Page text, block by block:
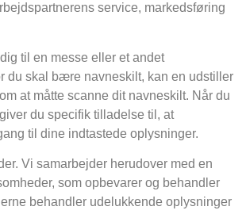
service, markedsføring
til en messe eller et andet
du skal bære navneskilt, kan en udstiller
at måtte scanne dit navneskilt. Når du
du specifik tilladelse til, at
til dine indtastede oplysninger.
Vi samarbejder herudover med en
som opbevarer og behandler
behandler udelukkende oplysninger